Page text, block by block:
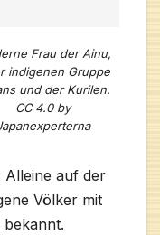
Frau der Ainu,
indigenen Gruppe
und der Kurilen.
CC 4.0 by
Alleine auf der
Völker mit
bekannt.